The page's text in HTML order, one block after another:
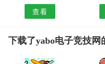
查看
下载了yabo电子竞技网